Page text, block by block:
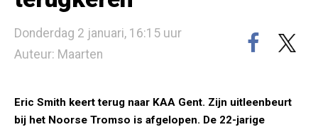
Donderdag 2 januari, 16:15 uur
Auteur: Maarten
Eric Smith keert terug naar KAA Gent. Zijn uitleenbeurt
bij het Noorse Tromso is afgelopen. De 22-jarige